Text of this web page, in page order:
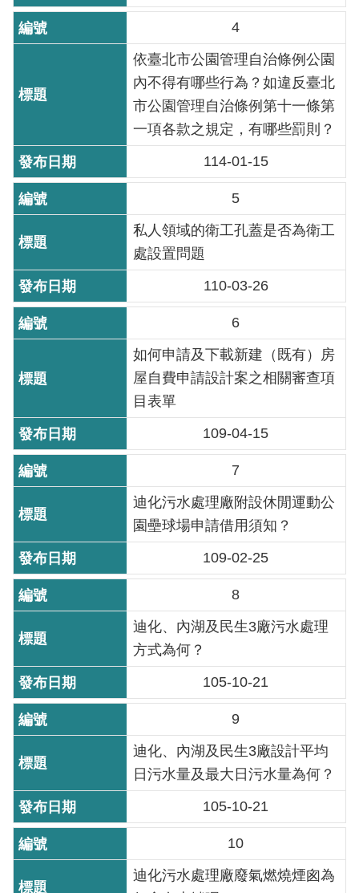
訊
資
開
重
點
務
廉
政
園
民
服
務
網
站
導
覽
回
頁
English
常
見
問
陳
情
系
4
依臺北市公園管理自治條例公園
內不得有哪些行為？如違反臺北
市公園管理自治條例第十一條第
一項各款之規定，有哪些罰則？
114-01-15
5
私人領域的衛工孔蓋是否為衛工
處設置問題
110-03-26
6
如何申請及下載新建（既有）房
屋自費申請設計案之相關審查項
目表單
109-04-15
7
迪化污水處理廠附設休閒運動公
園壘球場申請借用須知？
109-02-25
8
迪化、內湖及民生3廠污水處理
方式為何？
105-10-21
9
迪化、內湖及民生3廠設計平均
日污水量及最大日污水量為何？
105-10-21
10
迪化污水處理廠廢氣燃燒煙囪為